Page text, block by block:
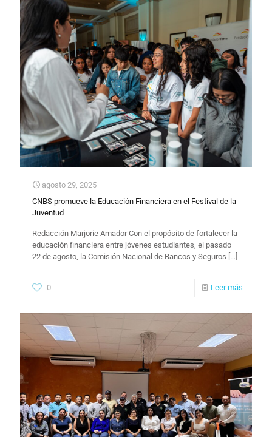
agosto 29, 2025
CNBS promueve la Educación Financiera en el Festival de la
Juventud
Redacción Marjorie Amador Con el propósito de fortalecer la
educación financiera entre jóvenes estudiantes, el pasado
22 de agosto, la Comisión Nacional de Bancos y Seguros […]
0 Leer más